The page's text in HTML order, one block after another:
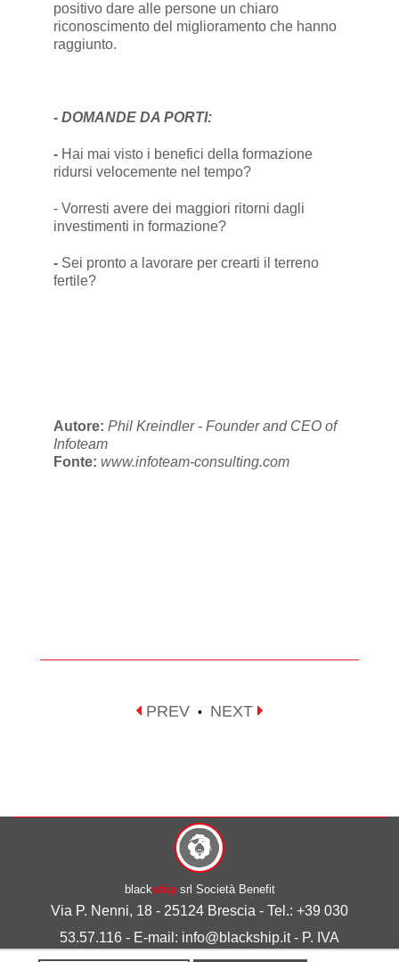
positivo dare alle persone un chiaro
riconoscimento del miglioramento che hanno
raggiunto.
- DOMANDE DA PORTI:
- Hai mai visto i benefici della formazione
ridursi velocemente nel tempo?
- Vorresti avere dei maggiori ritorni dagli
investimenti in formazione?
- Sei pronto a lavorare per crearti il terreno
fertile?
Autore: Phil Kreindler - Founder and CEO of
Infoteam
Fonte: www.infoteam-consulting.com
PREV • NEXT
blackshipsrl Società Benefit
Via P. Nenni, 18 - 25124 Brescia - Tel.: +39 030
53.57.116 - E-mail: info@blackship.it - P. IVA